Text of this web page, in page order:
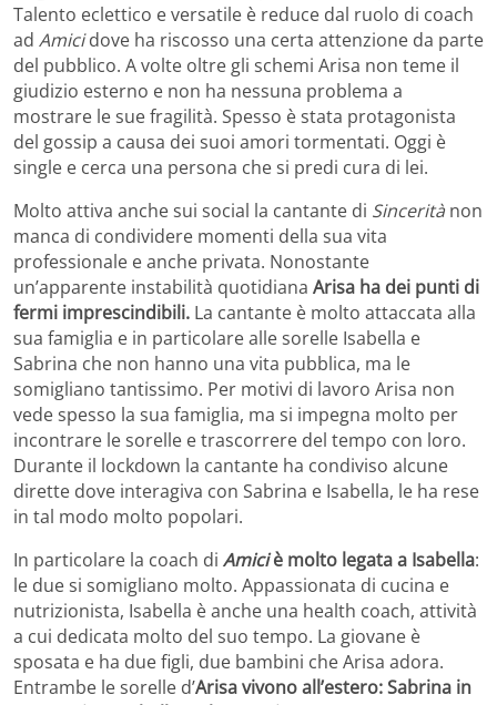
Talento eclettico e versatile è reduce dal ruolo di coach
ad Amicidove ha riscosso una certa attenzione da parte
del pubblico. A volte oltre gli schemi Arisa non teme il
giudizio esterno e non ha nessuna problema a
mostrare le sue fragilità. Spesso è stata protagonista
del gossip a causa dei suoi amori tormentati. Oggi è
single e cerca una persona che si predi cura di lei.
Molto attiva anche sui social la cantante di Sincerità non
manca di condividere momenti della sua vita
professionale e anche privata. Nonostante
un’apparente instabilità quotidiana Arisa ha dei punti di
fermi imprescindibili. La cantante è molto attaccata alla
sua famiglia e in particolare alle sorelle Isabella e
Sabrina che non hanno una vita pubblica, ma le
somigliano tantissimo. Per motivi di lavoro Arisa non
vede spesso la sua famiglia, ma si impegna molto per
incontrare le sorelle e trascorrere del tempo con loro.
Durante il lockdown la cantante ha condiviso alcune
dirette dove interagiva con Sabrina e Isabella, le ha rese
in tal modo molto popolari.
In particolare la coach di Amiciè molto legata a Isabella:
le due si somigliano molto. Appassionata di cucina e
nutrizionista, Isabella è anche una health coach, attività
a cui dedicata molto del suo tempo. La giovane è
sposata e ha due figli, due bambini che Arisa adora.
Entrambe le sorelle d’Arisa vivono all’estero: Sabrina in